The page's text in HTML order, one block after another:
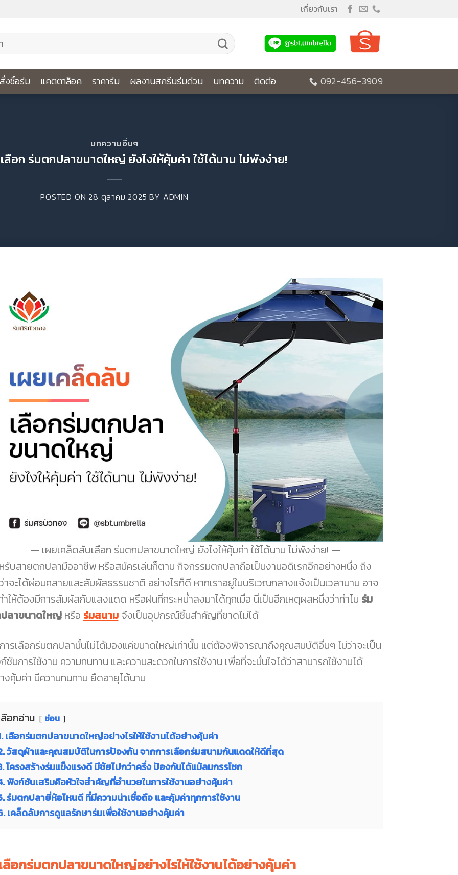
เกี่ยวกับเรา
งซื้อร่ม แคตตาล็อค ราคาร่ม ผลงานสกรีนร่มด่วน บทความ ติดต่อ 092-456-3909
บทความอื่นๆ
ลือก ร่มตกปลาขนาดใหญ่ ยังไงให้คุ้มค่า ใช้ได้นาน ไม่พังง่าย!
POSTED ON 28 ตุลาคม 2025 BY ADMIN
เผยเคล็ดลับเลือก ร่มตกปลาขนาดใหญ่ ยังไงให้คุ้มค่า ใช้ได้นาน ไม่พังง่าย!
รับสายตกปลามืออาชีพ หรือสมัครเล่นก็ตาม กิจกรรมตกปลาถือเป็นงานอดิเรกอีกอย่างหนึ่ง ถึง
าจะได้ผ่อนคลายและสัมผัสธรรมชาติ อย่างไรก็ดี หากเราอยู่ในบริเวณกลางแจ้งเป็นเวลานาน อาจ
ำให้ต้องมีการสัมผัสกับแสงแดด หรือฝนที่กระหน่ำลงมาได้ทุกเมื่อ นี่เป็นอีกเหตุผลหนึ่งว่าทำไม ร่ม
ลาขนาดใหญ่หรือร่มสนามจึงเป็นอุปกรณ์ชิ้นสำคัญที่ขาดไม่ได้
ารเลือกร่มตกปลานั้นไม่ได้มองแค่ขนาดใหญ่เท่านั้น แต่ต้องพิจารณาถึงคุณสมบัติอื่นๆ ไม่ว่าจะเป็น
ชันการใช้งาน ความทนทาน และความสะดวกในการใช้งาน เพื่อที่จะมั่นใจได้ว่าสามารถใช้งานได้
งคุ้มค่า มีความทนทาน ยืดอายุได้นาน
อกอ่าน ซ่อน
เลือกร่มตกปลาขนาดใหญ่อย่างไรให้ใช้งานได้อย่างคุ้มค่า
วัสดุผ้าและคุณสมบัติในการป้องกัน จากการเลือกร่มสนามกันแดดให้ดีที่สุด
โครงสร้างร่มแข็งแรงดี มีชัยไปกว่าครึ่ง ป้องกันได้แม้ลมกรรโชก
ฟังก์ชันเสริมคือหัวใจสำคัญที่อำนวยในการใช้งานอย่างคุ้มค่า
ร่มตกปลายี่ห้อไหนดี ที่มีความน่าเชื่อถือ และคุ้มค่าทุกการใช้งาน
เคล็ดลับการดูแลรักษาร่มเพื่อใช้งานอย่างคุ้มค่า
ลือกร่มตกปลาขนาดใหญ่อย่างไรให้ใช้งานได้อย่างคุ้มค่า